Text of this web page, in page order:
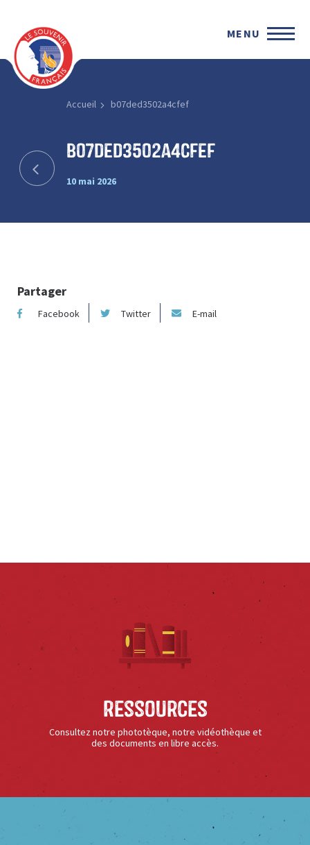
MENU
Accueil b07ded3502a4cfef
b07ded3502a4cfef
10 mai 2026
Partager
Facebook Twitter E-mail
Ressources
Consultez notre phototèque, notre vidéothèque et
des documents en libre accès.